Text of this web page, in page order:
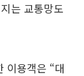
는 교통망도
이용객은 “대